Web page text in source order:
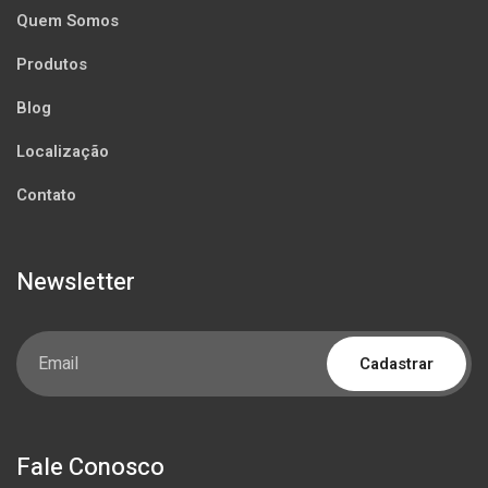
Quem Somos
Produtos
Blog
Localização
Contato
Newsletter
Cadastrar
Fale Conosco